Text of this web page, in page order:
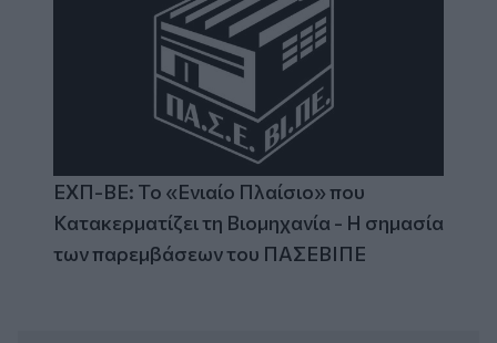
ΕΧΠ-ΒΕ: Το «Ενιαίο Πλαίσιο» που
Κατακερματίζει τη Βιομηχανία - Η σημασία
των παρεμβάσεων του ΠΑΣΕΒΙΠΕ